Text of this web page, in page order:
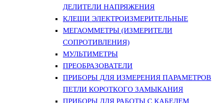
ДЕЛИТЕЛИ НАПРЯЖЕНИЯ
КЛЕЩИ ЭЛЕКТРОИЗМЕРИТЕЛЬНЫЕ
МЕГАОММЕТРЫ (ИЗМЕРИТЕЛИ
СОПРОТИВЛЕНИЯ)
МУЛЬТИМЕТРЫ
ПРЕОБРАЗОВАТЕЛИ
ПРИБОРЫ ДЛЯ ИЗМЕРЕНИЯ ПАРАМЕТРОВ
ПЕТЛИ КОРОТКОГО ЗАМЫКАНИЯ
ПРИБОРЫ ДЛЯ РАБОТЫ С КАБЕЛЕМ